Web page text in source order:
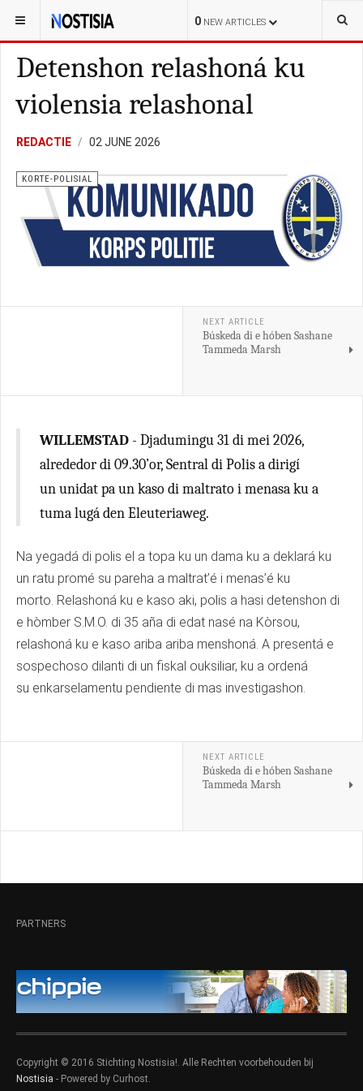
0 NEW ARTICLES
YOU ARE HERE: CURAÇAO POLITIEK
Detenshon relashoná ku
violensia relashonal
REDACTIE 02 JUNE 2026
KORTE-POLISIAL
NEXT ARTICLE
Búskeda di e hóben Sashane
Tammeda Marsh
WILLEMSTAD - Djadumingu 31 di mei 2026,
alrededor di 09.30’or, Sentral di Polis a dirigí
un unidat pa un kaso di maltrato i menasa ku a
tuma lugá den Eleuteriaweg.
Na yegadá di polis el a topa ku un dama ku a deklará ku
un ratu promé su pareha a maltrat’é i menas’é ku
morto. Relashoná ku e kaso aki, polis a hasi detenshon di
e hòmber S.M.O. di 35 aña di edat nasé na Kòrsou,
relashoná ku e kaso ariba ariba menshoná. A presentá e
sospechoso dilanti di un fiskal ouksiliar, ku a ordená
su enkarselamentu pendiente di mas investigashon.
NEXT ARTICLE
Búskeda di e hóben Sashane
Tammeda Marsh
PARTNERS
Copyright © 2016 Stichting Nostisia!. Alle Rechten voorbehouden bij
Nostisia - Powered by Curhost.